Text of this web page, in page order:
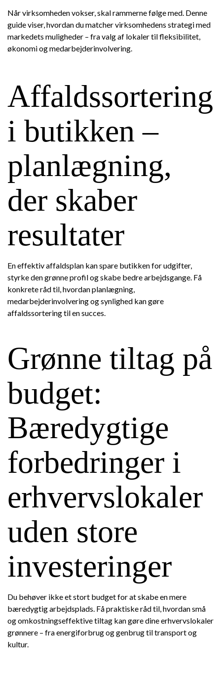
Når virksomheden vokser, skal rammerne følge med. Denne
guide viser, hvordan du matcher virksomhedens strategi med
markedets muligheder – fra valg af lokaler til fleksibilitet,
økonomi og medarbejderinvolvering.
Affaldssortering
i butikken –
planlægning,
der skaber
resultater
En effektiv affaldsplan kan spare butikken for udgifter,
styrke den grønne profil og skabe bedre arbejdsgange. Få
konkrete råd til, hvordan planlægning,
medarbejderinvolvering og synlighed kan gøre
affaldssortering til en succes.
Grønne tiltag på
budget:
Bæredygtige
forbedringer i
erhvervslokaler
uden store
investeringer
Du behøver ikke et stort budget for at skabe en mere
bæredygtig arbejdsplads. Få praktiske råd til, hvordan små
og omkostningseffektive tiltag kan gøre dine erhvervslokaler
grønnere – fra energiforbrug og genbrug til transport og
kultur.